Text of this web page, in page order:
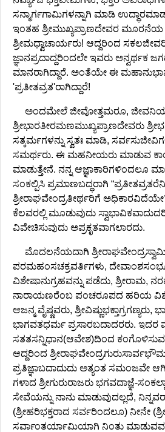
ಸನ್ಮಾರ್ಗಗಾಮಿಗಳನ್ನಾಗಿ ಮಾಡಿ
ಇಂತಹ ಶ್ರೀಮುಖ್ಯಪ್ರಾಣದೇವರ ಮೂರನೆಯ
ಶ್ರೀಮಧ್ವಾಚಾರ್ಯರು! ಆದ್ದರಿಂದ
ಜ್ಞಾನಪ್ರದಾದ್ದರಿಂದಲೇ ಇವರು ಅನ್ವರ್ಥಕ
ಮಾನರಾಗಿದ್ದಾರೆ. ಅಂತೆಯೇ ಈ
'ಪ್ರತೀತವ್ರತ'ರಾಗಿದ್ದಾರೆ!
ಅಂದಮೇಲೆ ಜೀವೋತ್ತಮರೂ,
ಶ್ರೀಭಾರತೀರಮಣಮುಖ್ಯಪ್ರಾಣದೇವರು
ಸತ್ಕರ್ಮಗಳನ್ನು ಸ್ವತಃ ಮಾಡಿ,
ಸಮರ್ಥರು. ಈ ಮಹನೀಯರು ಮಾಡುವ
ಮಾಡುತ್ತೇನೆ. ನನ್ನ ಆಜ್ಞಾಕಾರಿಗಳಿಂದಲೂ
ಸಂಕಲ್ಪಿಸಿ ಪ್ರಮಾಣಬದ್ಧರಾಗಿ
ಶ್ರೀರಾಘವೇಂದ್ರತೀರ್ಥರಿಗೆ
ಕೆಲವರಲ್ಲಿ ಮೂಡುವುದು
ವಿವೇಚಿಸುವುದು ಅಪ್ರಕೃತವಾಗಲಾರದು.
ಮೊದಲನೆಯದಾಗಿ
ಪರಮಹಂಸಚಕ್ರವರ್ತಿಗಳು,
ವಿಶೇಷಾನುಗ್ರಹವನ್ನು ಪಡೆದು, ಶ್ರೀರಾಮ,
ನಾರಾಯಣರೆಂಬ ಪಂಚರೂಪದ ಹರಿಯ ವಿಶೇಷ
ಆಜನ್ಮ ವೈಷ್ಣವರು,
ಭಾಗವತಧರ್ಮ ಪ್ರಸಾರಬದಾದರರು. ಇದರ
ಸತತಸನ್ನಿಧಾನ(ಆವೇಶ)ದಿಂದ
ಆದ್ದರಿಂದ
ಪ್ರತಿಜ್ಞಾಬದಾದುದು ಅತ್ಯಂತ ಸಮಂಜವೇ
ಗಳಾದ ಶ್ರೀಗುರುರಾಜರು ಭಗವದಾಜ್ಞೆ-
ಸೇವೆಯನ್ನು ನಾನು ಮಾಡುವುದಲ್ಲದೆ,
(ಶ್ರೀಹರಿಭಕ್ತರಾದ ಸರ್ವರಿಂದಲೂ) ನೀನೇ
ಸರ್ವಾಂತರ್ಯಾಮಿಯಾಗಿ ನಿಂತು